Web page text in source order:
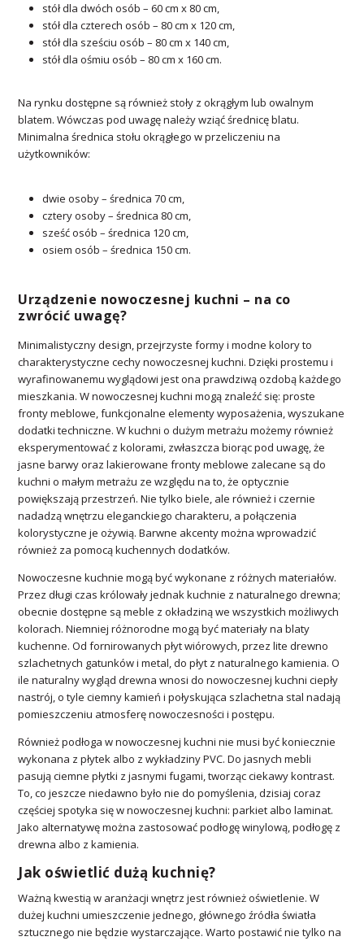
stół dla dwóch osób – 60 cm x 80 cm,
stół dla czterech osób – 80 cm x 120 cm,
stół dla sześciu osób – 80 cm x 140 cm,
stół dla ośmiu osób – 80 cm x 160 cm.
Na rynku dostępne są również stoły z okrągłym lub owalnym
blatem. Wówczas pod uwagę należy wziąć średnicę blatu.
Minimalna średnica stołu okrągłego w przeliczeniu na
użytkowników:
dwie osoby – średnica 70 cm,
cztery osoby – średnica 80 cm,
sześć osób – średnica 120 cm,
osiem osób – średnica 150 cm.
Urządzenie nowoczesnej kuchni – na co
zwrócić uwagę?
Minimalistyczny design, przejrzyste formy i modne kolory to
charakterystyczne cechy nowoczesnej kuchni. Dzięki prostemu i
wyrafinowanemu wyglądowi jest ona prawdziwą ozdobą każdego
mieszkania. W nowoczesnej kuchni mogą znaleźć się: proste
fronty meblowe, funkcjonalne elementy wyposażenia, wyszukane
dodatki techniczne. W kuchni o dużym metrażu możemy również
eksperymentować z kolorami, zwłaszcza biorąc pod uwagę, że
jasne barwy oraz lakierowane fronty meblowe zalecane są do
kuchni o małym metrażu ze względu na to, że optycznie
powiększają przestrzeń. Nie tylko biele, ale również i czernie
nadadzą wnętrzu eleganckiego charakteru, a połączenia
kolorystyczne je ożywią. Barwne akcenty można wprowadzić
również za pomocą kuchennych dodatków.
Nowoczesne kuchnie mogą być wykonane z różnych materiałów.
Przez długi czas królowały jednak kuchnie z naturalnego drewna;
obecnie dostępne są meble z okładziną we wszystkich możliwych
kolorach. Niemniej różnorodne mogą być materiały na blaty
kuchenne. Od fornirowanych płyt wiórowych, przez lite drewno
szlachetnych gatunków i metal, do płyt z naturalnego kamienia. O
ile naturalny wygląd drewna wnosi do nowoczesnej kuchni ciepły
nastrój, o tyle ciemny kamień i połyskująca szlachetna stal nadają
pomieszczeniu atmosferę nowoczesności i postępu.
Również podłoga w nowoczesnej kuchni nie musi być koniecznie
wykonana z płytek albo z wykładziny PVC. Do jasnych mebli
pasują ciemne płytki z jasnymi fugami, tworząc ciekawy kontrast.
To, co jeszcze niedawno było nie do pomyślenia, dzisiaj coraz
częściej spotyka się w nowoczesnej kuchni: parkiet albo laminat.
Jako alternatywę można zastosować podłogę winylową, podłogę z
drewna albo z kamienia.
Jak oświetlić dużą kuchnię?
Ważną kwestią w aranżacji wnętrz jest również oświetlenie. W
dużej kuchni umieszczenie jednego, głównego źródła światła
sztucznego nie będzie wystarczające. Warto postawić nie tylko na